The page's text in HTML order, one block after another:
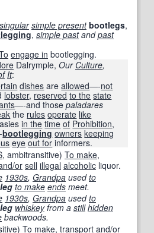
singular simple present bootlegs,
, simple pastandpast
engage in bootlegging.
Dalrymple, Our Culture,
It:
dishes areallowed—-not
lobster, reserved to the state
—-and thosepaladares
the rules operate like
in the time of Prohibition,
-bootlegging owners keeping
eye out for informers.
, ambitransitive) To make,
or sell illegal alcoholic liquor.
1930s, Grandpa usedto
to make ends meet.
1930s, Grandpa usedto
whiskeyfrom a still hidden
backwoods.
) To make, transport and/or